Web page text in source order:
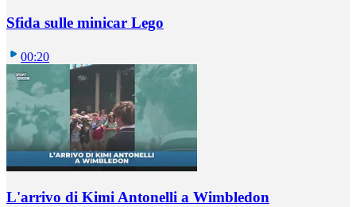
Sfida sulle minicar Lego
00:20
L'arrivo di Kimi Antonelli a Wimbledon